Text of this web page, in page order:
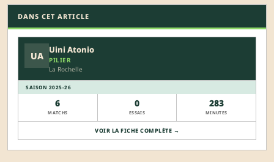
DANS CET ARTICLE
UA
Uini Atonio
PILIER
La Rochelle
SAISON 2025-26
6
MATCHS
0
ESSAIS
283
MINUTES
VOIR LA FICHE COMPLÈTE →